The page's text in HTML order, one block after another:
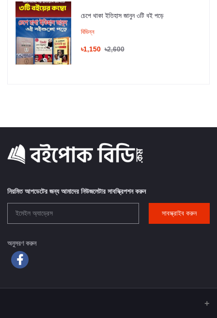
চেপে থাকা ইতিহাস জানুন ৩টি বই পড়ে
বিভিন্ন
৳1,150 ৳2,600
নিয়মিত আপডেটের জন্য আমাদের নিউজলেটার সাবস্ক্রিপশন করুন
সাবস্ক্রাইব করুন
অনুসরণ করুন